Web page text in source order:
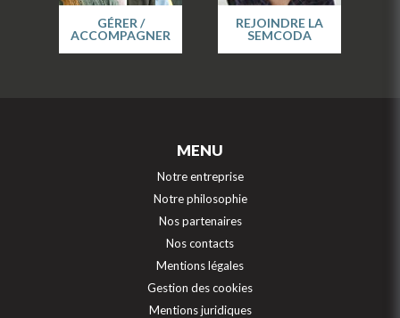
GÉRER /
ACCOMPAGNER
REJOINDRE LA
SEMCODA
MENU
Notre entreprise
Notre philosophie
Nos partenaires
Nos contacts
Mentions légales
Gestion des cookies
Mentions juridiques